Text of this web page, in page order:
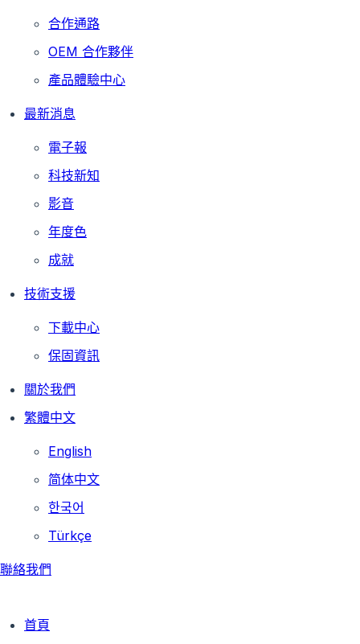
合作通路
OEM 合作夥伴
產品體驗中心
最新消息
電子報
科技新知
影音
年度色
成就
技術支援
下載中心
保固資訊
關於我們
繁體中文
English
简体中文
한국어
Türkçe
聯絡我們
首頁